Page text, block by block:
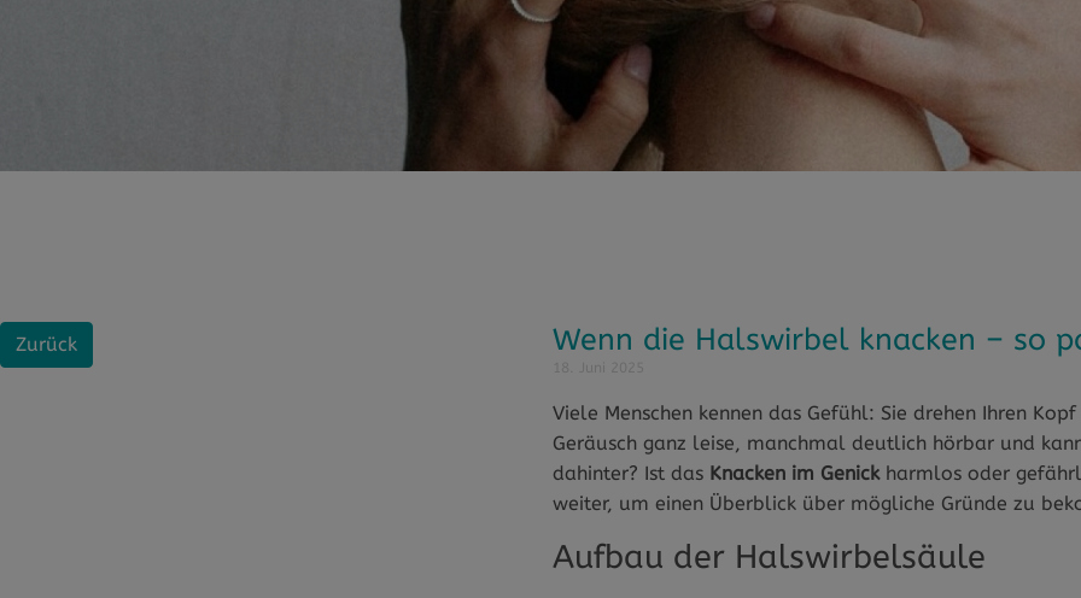
Zurück Wenn die Halswirbel knacken – so
Viele Menschen kennen das Gefühl: Sie drehen Ihren
Geräusch ganz leise, manchmal deutlich hörbar und
dahinter? Ist das Knacken im Genick harmlos oder
weiter, um einen Überblick über mögliche Gründe zu
Aufbau der Halswirbelsäule